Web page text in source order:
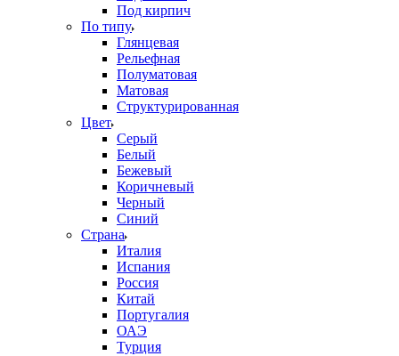
Под кирпич
По типу
Глянцевая
Рельефная
Полуматовая
Матовая
Структурированная
Цвет
Серый
Белый
Бежевый
Коричневый
Черный
Синий
Страна
Италия
Испания
Россия
Китай
Португалия
ОАЭ
Турция